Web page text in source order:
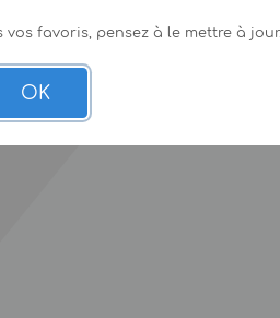
vos favoris, pensez à le mettre à
OK